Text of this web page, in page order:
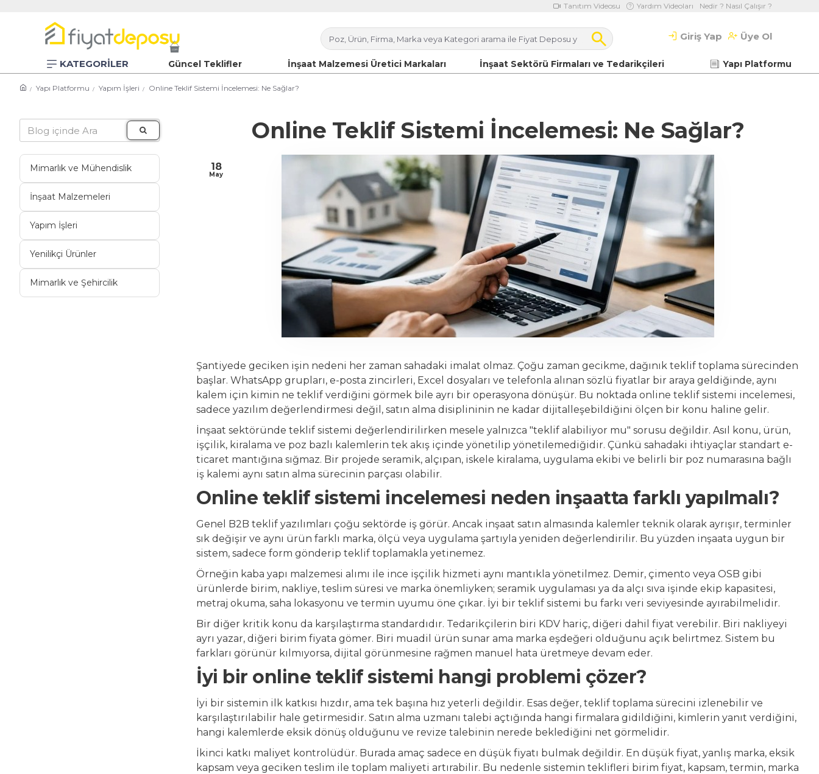
Tanıtım Videosu Yardım Videoları Nedir ? Nasıl Çalışır ?
Giriş Yap Üye Ol
KATEGORİLER Güncel Teklifler İnşaat Malzemesi Üretici Markaları İnşaat Sektörü Firmaları ve Tedarikçileri Yapı Platformu
Yapı Platformu Yapım İşleri Online Teklif Sistemi İncelemesi: Ne Sağlar?
Mimarlık ve Mühendislik
İnşaat Malzemeleri
Yapım İşleri
Yenilikçi Ürünler
Mimarlık ve Şehircilik
Online Teklif Sistemi İncelemesi: Ne Sağlar?
18
May
Şantiyede geciken işin nedeni her zaman sahadaki imalat olmaz. Çoğu zaman gecikme, dağınık teklif toplama sürecinden
başlar. WhatsApp grupları, e-posta zincirleri, Excel dosyaları ve telefonla alınan sözlü fiyatlar bir araya geldiğinde, aynı
kalem için kimin ne teklif verdiğini görmek bile ayrı bir operasyona dönüşür. Bu noktada online teklif sistemi incelemesi,
sadece yazılım değerlendirmesi değil, satın alma disiplininin ne kadar dijitalleşebildiğini ölçen bir konu haline gelir.
İnşaat sektöründe teklif sistemi değerlendirilirken mesele yalnızca "teklif alabiliyor mu" sorusu değildir. Asıl konu, ürün,
işçilik, kiralama ve poz bazlı kalemlerin tek akış içinde yönetilip yönetilemediğidir. Çünkü sahadaki ihtiyaçlar standart e-
ticaret mantığına sığmaz. Bir projede seramik, alçıpan, iskele kiralama, uygulama ekibi ve belirli bir poz numarasına bağlı
iş kalemi aynı satın alma sürecinin parçası olabilir.
Online teklif sistemi incelemesi neden inşaatta farklı yapılmalı?
Genel B2B teklif yazılımları çoğu sektörde iş görür. Ancak inşaat satın almasında kalemler teknik olarak ayrışır, terminler
sık değişir ve aynı ürün farklı marka, ölçü veya uygulama şartıyla yeniden değerlendirilir. Bu yüzden inşaata uygun bir
sistem, sadece form gönderip teklif toplamakla yetinemez.
Örneğin kaba yapı malzemesi alımı ile ince işçilik hizmeti aynı mantıkla yönetilmez. Demir, çimento veya OSB gibi
ürünlerde birim, nakliye, teslim süresi ve marka önemliyken; seramik uygulaması ya da alçı sıva işinde ekip kapasitesi,
metraj okuma, saha lokasyonu ve termin uyumu öne çıkar. İyi bir teklif sistemi bu farkı veri seviyesinde ayırabilmelidir.
Bir diğer kritik konu da karşılaştırma standardıdır. Tedarikçilerin biri KDV hariç, diğeri dahil fiyat verebilir. Biri nakliyeyi
ayrı yazar, diğeri birim fiyata gömer. Biri muadil ürün sunar ama marka eşdeğeri olduğunu açık belirtmez. Sistem bu
farkları görünür kılmıyorsa, dijital görünmesine rağmen manuel hata üretmeye devam eder.
İyi bir online teklif sistemi hangi problemi çözer?
İyi bir sistemin ilk katkısı hızdır, ama tek başına hız yeterli değildir. Esas değer, teklif toplama sürecini izlenebilir ve
karşılaştırılabilir hale getirmesidir. Satın alma uzmanı talebi açtığında hangi firmalara gidildiğini, kimlerin yanıt verdiğini,
hangi kalemlerde eksik dönüş olduğunu ve revize talebinin nerede beklediğini net görmelidir.
İkinci katkı maliyet kontrolüdür. Burada amaç sadece en düşük fiyatı bulmak değildir. En düşük fiyat, yanlış marka, eksik
kapsam veya geciken teslim ile toplam maliyeti artırabilir. Bu nedenle sistemin teklifleri birim fiyat, kapsam, termin, marka